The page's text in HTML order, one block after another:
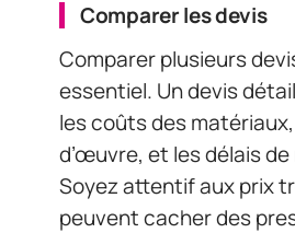
Comparer les devis
Comparer plusieurs
essentiel. Un devis
les coûts des
d’œuvre, et les délais
Soyez attentif aux prix
peuvent cacher des